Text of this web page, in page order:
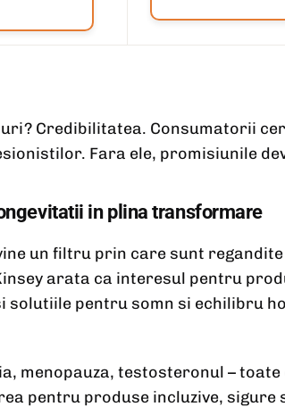
Credibilitatea. Consumatorii
Fara ele, promisiunile
in plina transformare
un filtru prin care sunt
arata ca interesul pentru
solutiile pentru somn si echilibru
menopauza, testosteronul –
pentru produse incluzive,